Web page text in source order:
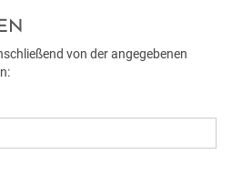
& WOHNEN
FAIRNESSCARD
von der angegebenen